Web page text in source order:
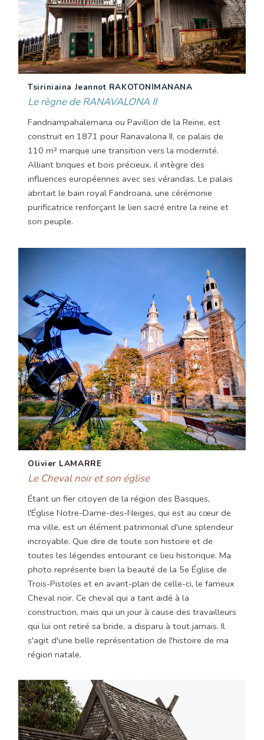
Tsiriniaina Jeannot RAKOTONIMANANA
Le règne de RANAVALONA II
Fandriampahalemana ou Pavillon de la Reine, est
construit en 1871 pour Ranavalona II, ce palais de
110 m² marque une transition vers la modernité.
Alliant briques et bois précieux, il intègre des
influences européennes avec ses vérandas. Le palais
abritait le bain royal Fandroana, une cérémonie
purificatrice renforçant le lien sacré entre la reine et
son peuple.
Olivier LAMARRE
Le Cheval noir et son église
Étant un fier citoyen de la région des Basques,
l'Église Notre-Dame-des-Neiges, qui est au cœur de
ma ville, est un élément patrimonial d'une splendeur
incroyable. Que dire de toute son histoire et de
toutes les légendes entourant ce lieu historique. Ma
photo représente bien la beauté de la 5e Église de
Trois-Pistoles et en avant-plan de celle-ci, le fameux
Cheval noir. Ce cheval qui a tant aidé à la
construction, mais qui un jour à cause des travailleurs
qui lui ont retiré sa bride, a disparu à tout jamais. Il
s'agit d'une belle représentation de l'histoire de ma
région natale.